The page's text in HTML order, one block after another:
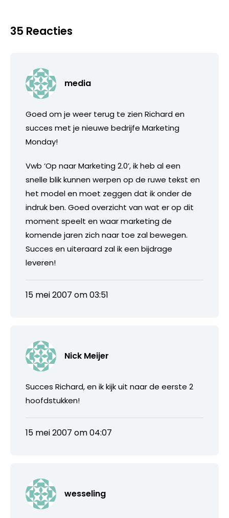
35 Reacties
media
Goed om je weer terug te zien Richard en
succes met je nieuwe bedrijfe Marketing
Monday!
Vwb ‘Op naar Marketing 2.0’, ik heb al een
snelle blik kunnen werpen op de ruwe tekst en
het model en moet zeggen dat ik onder de
indruk ben. Goed overzicht van wat er op dit
moment speelt en waar marketing de
komende jaren zich naar toe zal bewegen.
Succes en uiteraard zal ik een bijdrage
leveren!
15 mei 2007 om 03:51
Nick Meijer
Succes Richard, en ik kijk uit naar de eerste 2
hoofdstukken!
15 mei 2007 om 04:07
wesseling